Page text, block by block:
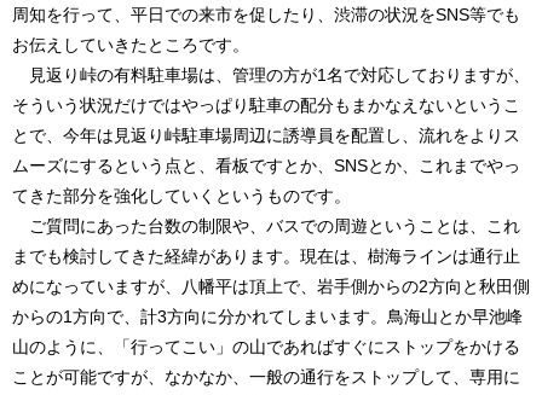
周知を行って、平日での来市を促したり、渋滞の状況をSNS等でも
お伝えしていきたところです。
見返り峠の有料駐車場は、管理の方が1名で対応しておりますが、
そういう状況だけではやっぱり駐車の配分もまかなえないというこ
とで、今年は見返り峠駐車場周辺に誘導員を配置し、流れをよりス
ムーズにするという点と、看板ですとか、SNSとか、これまでやっ
てきた部分を強化していくというものです。
ご質問にあった台数の制限や、バスでの周遊ということは、これ
までも検討してきた経緯があります。現在は、樹海ラインは通行止
めになっていますが、八幡平は頂上で、岩手側からの2方向と秋田側
からの1方向で、計3方向に分かれてしまいます。鳥海山とか早池峰
山のように、「行ってこい」の山であればすぐにストップをかける
ことが可能ですが、なかなか、一般の通行をストップして、専用に